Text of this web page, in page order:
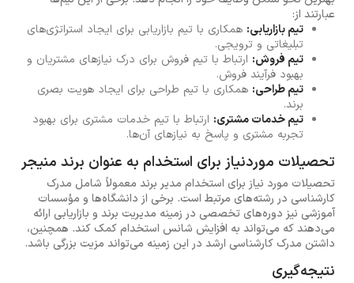
عبارتند از:
تیم بازاریابی: همکاری با تیم بازاریابی برای ایجاد استراتژی‌های
تبلیغاتی و ترویجی.
تیم فروش: ارتباط با تیم فروش برای درک نیازهای مشتریان و
بهبود فرآیند فروش.
تیم طراحی: همکاری با تیم طراحی برای ایجاد هویت بصری
برند.
تیم خدمات مشتری: ارتباط با تیم خدمات مشتری برای بهبود
تجربه مشتری و پاسخ به نیازهای آن‌ها.
تحصیلات موردنیاز برای استخدام به عنوان برند منیجر
تحصیلات مورد نیاز برای استخدام مدیر برند معمولاً شامل مدرک
کارشناسی در رشته‌های مرتبط است. برخی از دانشگاه‌ها و مؤسسات
آموزشی نیز دوره‌های تخصصی در زمینه مدیریت برند و بازاریابی ارائه
می‌دهند که می‌تواند به افزایش شانس استخدام کمک کند. همچنین،
داشتن مدرک کارشناسی ارشد در این زمینه می‌تواند مزیت بزرگی باشد.
نتیجه‌گیری